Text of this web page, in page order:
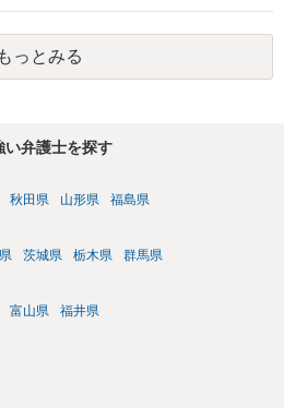
れている場合には、チケット引渡し以
しょう。 このように、本件の紛争は、
」がどこにあるのかを追求した解決が
なか難しい問題なので、弁護士によっ
も考えられますが、まずは後払い決済
オフの証拠の写しとともに）支払拒絶
払督促を行ってきた場合には全面的に
はないかと思います。弁護士会の相談
もっとみる
い弁護士を探す
秋田県 山形県 福島県
茨城県 栃木県 群馬県
富山県 福井県